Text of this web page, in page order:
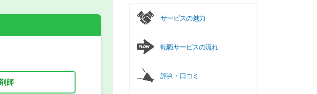
師
必須 希望の働き方
正社員
サービスの魅力
転職サービスの流れ
評判・口コミ